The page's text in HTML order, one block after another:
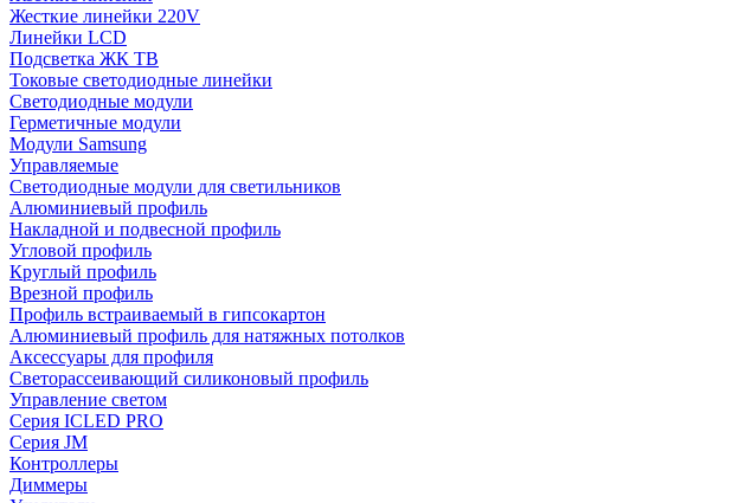
Жесткие линейки 220V
Линейки LCD
Подсветка ЖК ТВ
Токовые светодиодные линейки
Светодиодные модули
Герметичные модули
Модули Samsung
Управляемые
Светодиодные модули для светильников
Алюминиевый профиль
Накладной и подвесной профиль
Угловой профиль
Круглый профиль
Врезной профиль
Профиль встраиваемый в гипсокартон
Алюминиевый профиль для натяжных потолков
Аксессуары для профиля
Светорассеивающий силиконовый профиль
Управление светом
Серия ICLED PRO
Серия JM
Контроллеры
Диммеры